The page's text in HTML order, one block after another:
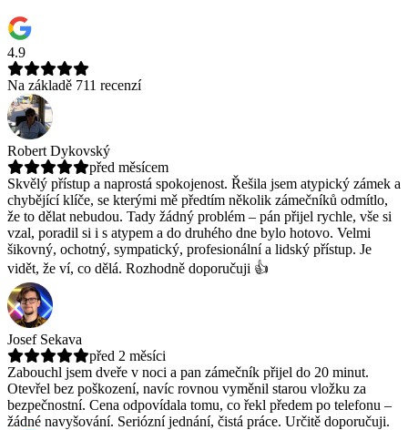
4.9
Na základě 711 recenzí
Robert Dykovský
před měsícem
Skvělý přístup a naprostá spokojenost. Řešila jsem atypický zámek a
chybějící klíče, se kterými mě předtím několik zámečníků odmítlo,
že to dělat nebudou. Tady žádný problém – pán přijel rychle, vše si
vzal, poradil si i s atypem a do druhého dne bylo hotovo. Velmi
šikovný, ochotný, sympatický, profesionální a lidský přístup. Je
vidět, že ví, co dělá. Rozhodně doporučuji 👍
Josef Sekava
před 2 měsíci
Zabouchl jsem dveře v noci a pan zámečník přijel do 20 minut.
Otevřel bez poškození, navíc rovnou vyměnil starou vložku za
bezpečnostní. Cena odpovídala tomu, co řekl předem po telefonu –
žádné navyšování. Seriózní jednání, čistá práce. Určitě doporučuji.